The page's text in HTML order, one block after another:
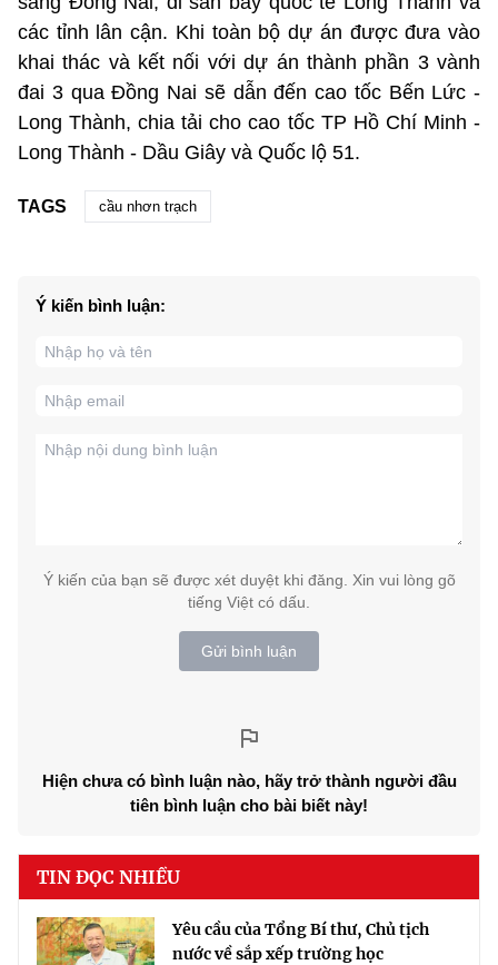
các tỉnh lân cận. Khi toàn bộ dự án được đưa vào
khai thác và kết nối với dự án thành phần 3 vành
đai 3 qua Đồng Nai sẽ dẫn đến cao tốc Bến Lức -
Long Thành, chia tải cho cao tốc TP Hồ Chí Minh -
Long Thành - Dầu Giây và Quốc lộ 51.
TAGS cầu nhơn trạch
Ý kiến bình luận:
Ý kiến của bạn sẽ được xét duyệt khi đăng. Xin vui lòng gõ
tiếng Việt có dấu.
Gửi bình luận
Hiện chưa có bình luận nào, hãy trở thành người đầu
tiên bình luận cho bài biết này!
TIN ĐỌC NHIỀU
Yêu cầu của Tổng Bí thư, Chủ tịch
nước về sắp xếp trường học